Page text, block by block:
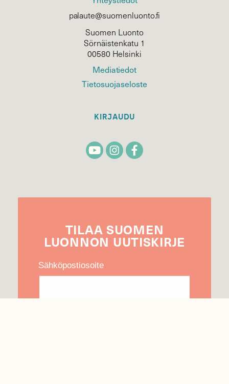
palaute@suomenluonto.fi
Suomen Luonto
Sörnäistenkatu 1
00580 Helsinki
Mediatiedot
Tietosuojaseloste
KIRJAUDU
TILAA SUOMEN
LUONNON UUTIS­KIRJE
Sähköpostiosoite